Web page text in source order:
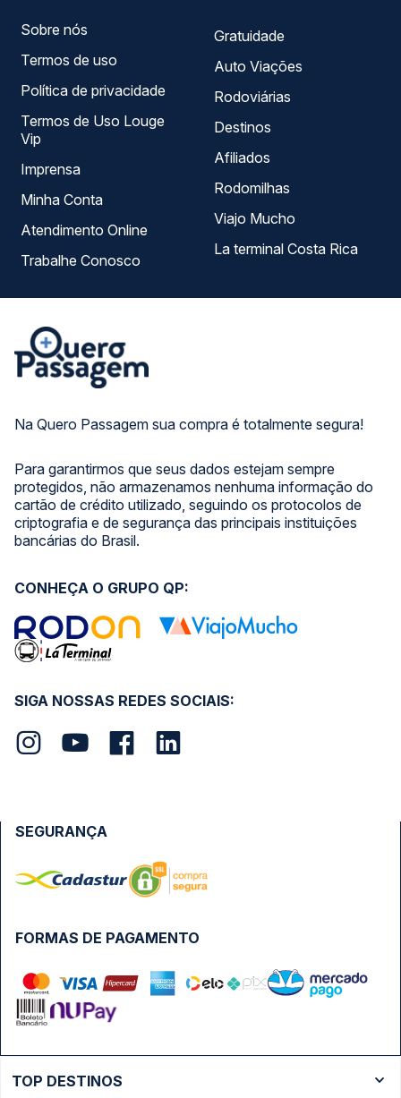
Na Quero Passagem sua compra é totalmente segura!
Para garantirmos que seus dados estejam sempre
protegidos, não armazenamos nenhuma informação do
cartão de crédito utilizado, seguindo os protocolos de
criptografia e de segurança das principais instituições
bancárias do Brasil.
Sobre nós
Termos de uso
Política de privacidade
Termos de Uso Louge
Vip
Imprensa
Minha Conta
Atendimento Online
Trabalhe Conosco
Gratuidade
Auto Viações
Rodoviárias
Destinos
Afiliados
Rodomilhas
Viajo Mucho
La terminal Costa Rica
SIGA NOSSAS REDES SOCIAIS:
CONHEÇA O GRUPO QP:
FORMAS DE PAGAMENTO
SEGURANÇA
TOP DESTINOS